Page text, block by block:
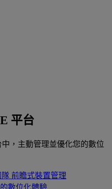
平台
，主動管理並優化您的數位
隊 前瞻式裝置管理
數位化體驗